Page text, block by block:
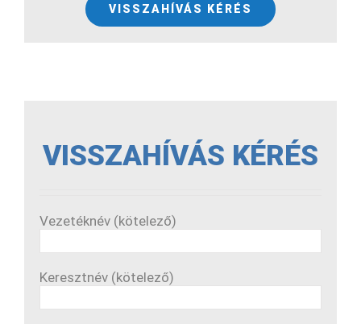
VISSZAHÍVÁS KÉRÉS
VISSZAHÍVÁS KÉRÉS
Vezetéknév (kötelező)
Keresztnév (kötelező)